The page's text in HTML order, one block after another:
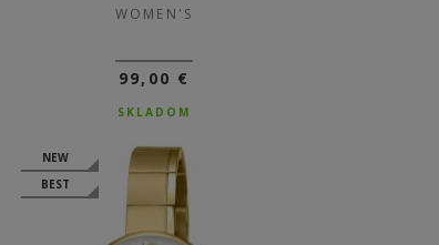
WOMEN'S
99,00 €
SKLADOM
NEW
BEST